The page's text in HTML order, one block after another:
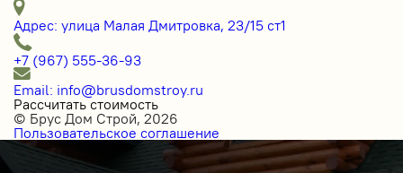
Адрес: улица Малая Дмитровка, 23/15 ст1
+7 (967) 555-36-93
Email: info@brusdomstroy.ru
Рассчитать стоимость
© Брус Дом Строй, 2026
Пользовательское соглашение